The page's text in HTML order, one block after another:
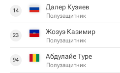
14 Далер Кузяев
Полузащитник
23 Жозуэ Казимир
Полузащитник
94 Абдулайе Туре
Полузащитник